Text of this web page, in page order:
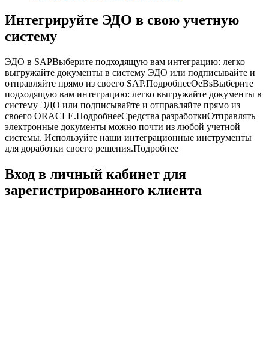
Интегрируйте ЭДО в свою учетную
систему
ЭДО в SAPВыберите подходящую вам интеграцию: легко
выгружайте документы в систему ЭДО или подписывайте и
отправляйте прямо из своего SAP.ПодробнееOeBsВыберите
подходящую вам интеграцию: легко выгружайте документы в
систему ЭДО или подписывайте и отправляйте прямо из
своего ORACLE.ПодробнееСредства разработкиОтправлять
электронные документы можно почти из любой учетной
системы. Используйте наши интеграционные инструменты
для доработки своего решения.Подробнее
Вход в личный кабинет для
зарегистрированного клиента